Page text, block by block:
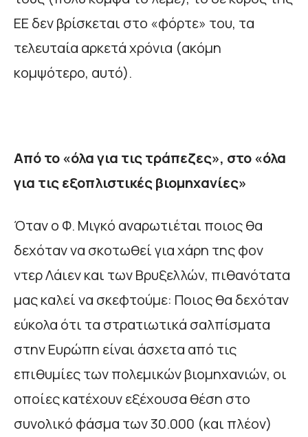
ΕΕ δεν βρίσκεται στο «φόρτε» του, τα
τελευταία αρκετά χρόνια (ακόμη
κομψότερο, αυτό).
Από το «όλα για τις τράπεζες», στο «όλα
για τις εξοπλιστικές βιομηχανίες»
Όταν ο Φ. Μιγκό αναρωτιέται ποιος θα
δεχόταν να σκοτωθεί για χάρη της φον
ντερ Λάιεν και των Βρυξελλών, πιθανότατα
μας καλεί να σκεφτούμε: Ποιος θα δεχόταν
εύκολα ότι τα στρατιωτικά σαλπίσματα
στην Ευρώπη είναι άσχετα από τις
επιθυμίες των πολεμικών βιομηχανιών, οι
οποίες κατέχουν εξέχουσα θέση στο
συνολικό φάσμα των 30.000 (και πλέον)